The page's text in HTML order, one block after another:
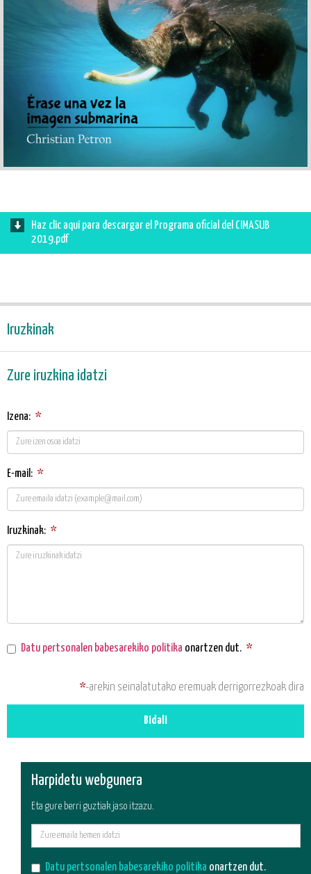
Haz clic aquí para descargar el Programa oficial del CIMASUB
2019.pdf
Iruzkinak
Zure iruzkina idatzi
Izena: *
E-mail: *
Iruzkinak: *
Datu pertsonalen babesarekiko politika onartzen dut. *
*-arekin seinalatutako eremuak derrigorrezkoak dira
Bidali
Harpidetu webgunera
Eta gure berri guztiak jaso itzazu.
Datu pertsonalen babesarekiko politika onartzen dut.